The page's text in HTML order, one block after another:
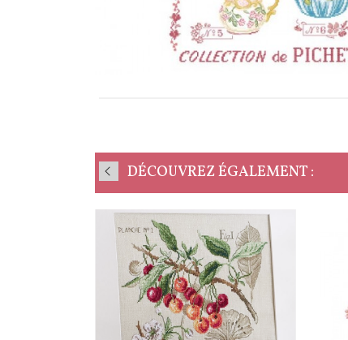
DÉCOUVREZ ÉGALEMENT :